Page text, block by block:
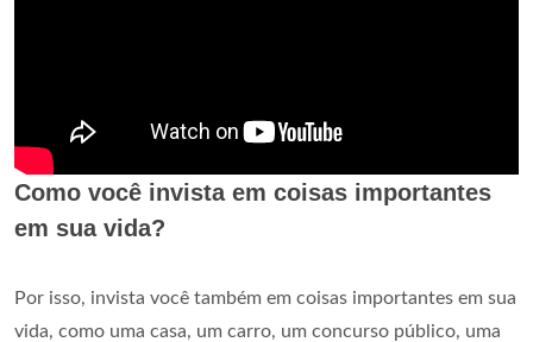
Como você invista em coisas importantes
em sua vida?
Por isso, invista você também em coisas importantes em sua
vida, como uma casa, um carro, um concurso público, uma